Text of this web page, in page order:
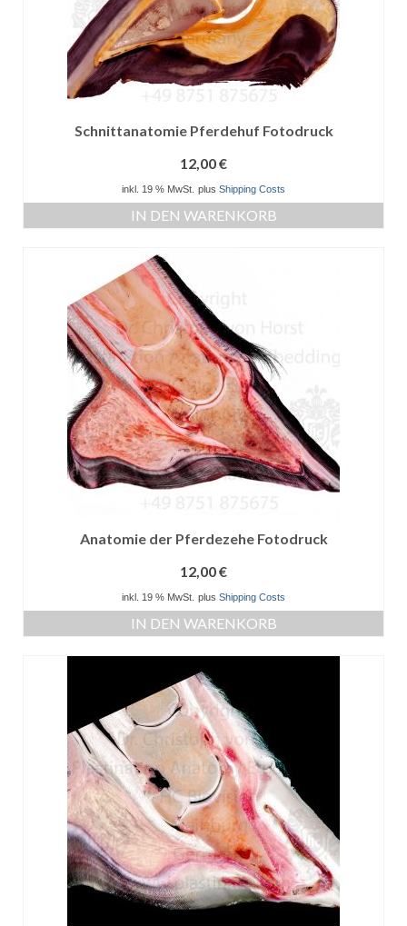
Schnittanatomie Pferdehuf Fotodruck
12,00€
inkl. 19 % MwSt. plus Shipping Costs
IN DEN WARENKORB
Anatomie der Pferdezehe Fotodruck
12,00€
inkl. 19 % MwSt. plus Shipping Costs
IN DEN WARENKORB